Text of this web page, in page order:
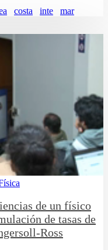
costa inte mar
de un físico
de tasas de
Ross